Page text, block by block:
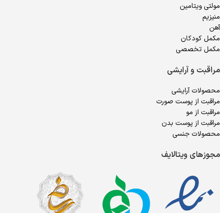
مولتی ویتامین
منیزیم
آهن
مکمل کودکان
مکمل تخصصی
مراقبت و آرایشی
محصولات آرایشی
مراقبت از پوست صورت
مراقبت از مو
مراقبت از پوست بدن
محصولات جنسی
مجوزهای ویتالایف